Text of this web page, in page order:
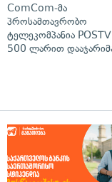
ComCom-მა
პროსამთავრობო
ტელეკომპანია
500 ლარით